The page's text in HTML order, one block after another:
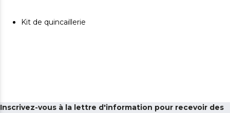
Kit de quincaillerie
Inscrivez-vous à la lettre d'information pour recevoir des